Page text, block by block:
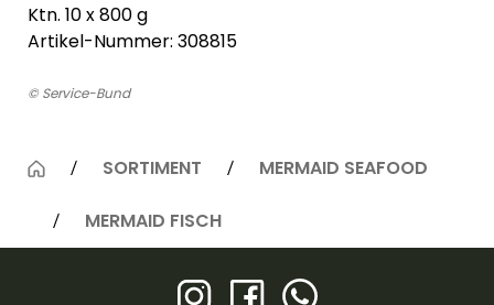
Ktn. 10 x 800 g
Artikel-Nummer: 308815
© Service-Bund
SORTIMENT MERMAID SEAFOOD
MERMAID FISCH